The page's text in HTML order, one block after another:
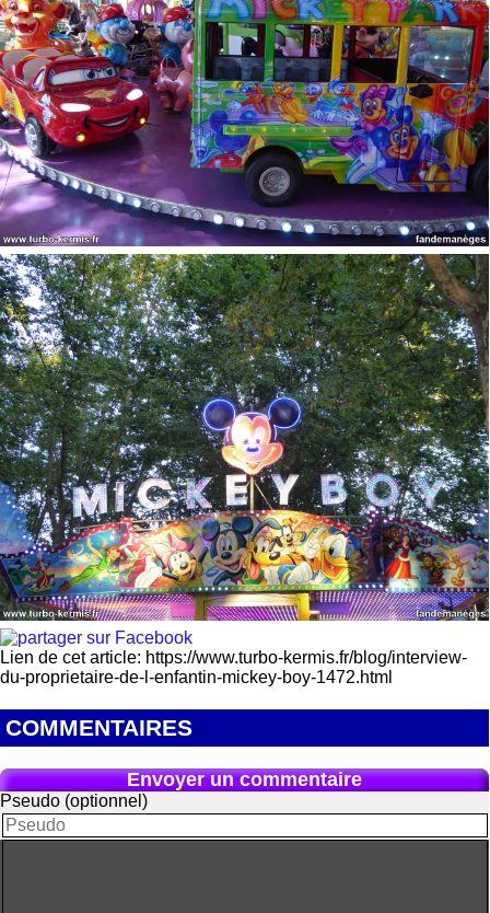
Lien de cet article: https://www.turbo-kermis.fr/blog/interview-
du-proprietaire-de-l-enfantin-mickey-boy-1472.html
COMMENTAIRES
Envoyer un commentaire
Pseudo (optionnel)